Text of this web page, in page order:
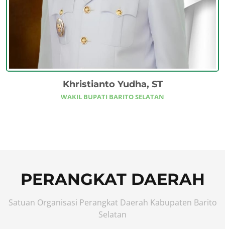
Khristianto Yudha, ST
WAKIL BUPATI BARITO SELATAN
PERANGKAT DAERAH
Satuan Organisasi Perangkat Daerah Kabupaten Barito
Selatan